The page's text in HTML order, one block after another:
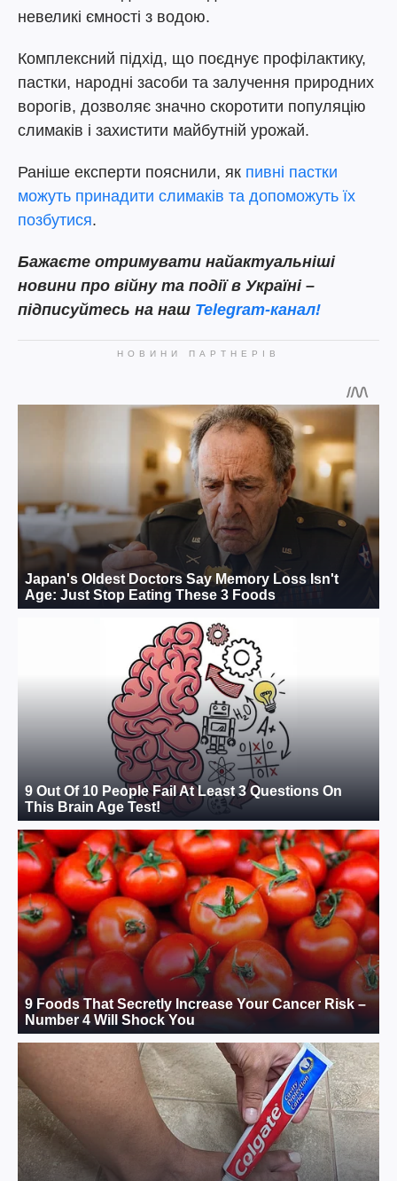
невеликі ємності з водою.
Комплексний підхід, що поєднує профілактику,
пастки, народні засоби та залучення природних
ворогів, дозволяє значно скоротити популяцію
слимаків і захистити майбутній урожай.
Раніше експерти пояснили, як пивні пастки
можуть принадити слимаків та допоможуть їх
позбутися.
Бажаєте отримувати найактуальніші
новини про війну та події в Україні –
підписуйтесь на наш Telegram-канал!